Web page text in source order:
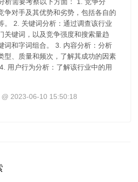
析需要考察以下方面： 1. 竞争分
争对手及其优势和劣势，包括各自的
。 2. 关键词分析：通过调查该行业
关键词，以及竞争强度和搜索量趋
词和字词组合。 3. 内容分析：分析
型、质量和频次，了解其成功的因素
用户行为分析：了解该行业中的用
@ 2023-06-10 15:50:18